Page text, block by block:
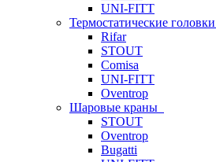
UNI-FITT
Термостатические головки
Rifar
STOUT
Comisa
UNI-FITT
Oventrop
Шаровые краны
STOUT
Oventrop
Bugatti